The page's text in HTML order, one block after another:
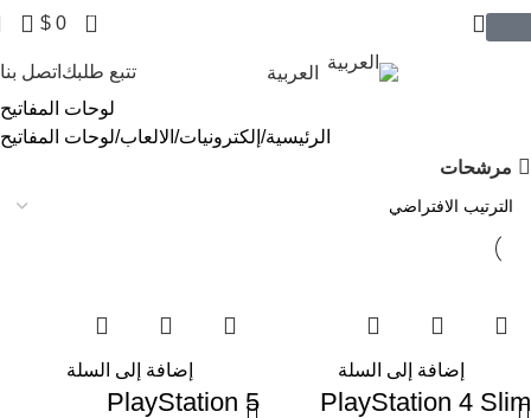
0
$ 0
العربية تتبع طلبك اتصل بنا
لوحات المفاتيح
الرئيسية إلكترونيات الالعاب لوحات المفاتيح
مرشحات
إضافة إلى السلة
PlayStation 4 Slim
إضافة إلى السلة
PlayStation 5